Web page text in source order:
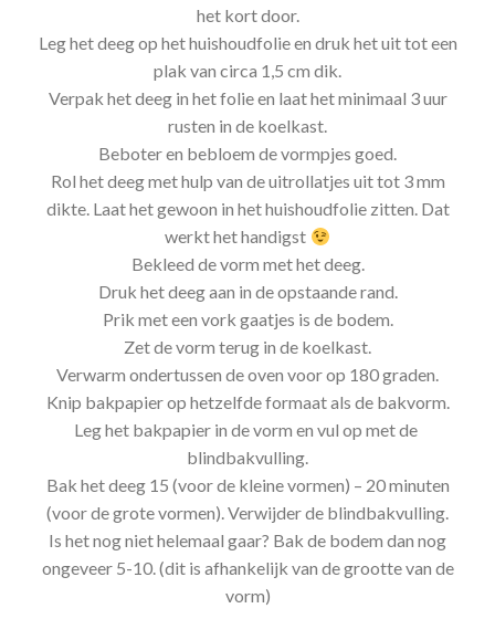
het kort door.
Leg het deeg op het huishoudfolie en druk het uit tot een
plak van circa 1,5 cm dik.
Verpak het deeg in het folie en laat het minimaal 3 uur
rusten in de koelkast.
Beboter en bebloem de vormpjes goed.
Rol het deeg met hulp van de uitrollatjes uit tot 3 mm
dikte. Laat het gewoon in het huishoudfolie zitten. Dat
werkt het handigst
Bekleed de vorm met het deeg.
Druk het deeg aan in de opstaande rand.
Prik met een vork gaatjes is de bodem.
Zet de vorm terug in de koelkast.
Verwarm ondertussen de oven voor op 180 graden.
Knip bakpapier op hetzelfde formaat als de bakvorm.
Leg het bakpapier in de vorm en vul op met de
blindbakvulling.
Bak het deeg 15 (voor de kleine vormen) – 20 minuten
(voor de grote vormen). Verwijder de blindbakvulling.
Is het nog niet helemaal gaar? Bak de bodem dan nog
ongeveer 5-10. (dit is afhankelijk van de grootte van de
vorm)